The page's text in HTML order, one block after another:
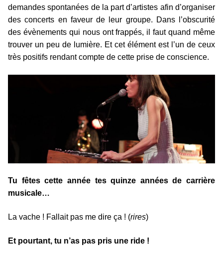
demandes spontanées de la part d’artistes afin d’organiser
des concerts en faveur de leur groupe. Dans l’obscurité
des évènements qui nous ont frappés, il faut quand même
trouver un peu de lumière. Et cet élément est l’un de ceux
très positifs rendant compte de cette prise de conscience.
Tu fêtes cette année tes quinze années de carrière
musicale…
La vache ! Fallait pas me dire ça ! (rires)
Et pourtant, tu n’as pas pris une ride !